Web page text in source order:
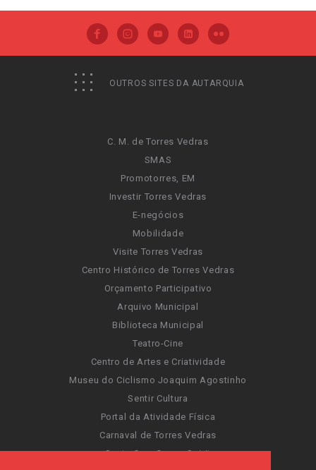
OUTROS SITES DA AUTARQUIA
C. M. de Torres Vedras
SMAS
Promotorres, EM
Investir Torres Vedras
E-negócios
Mobilidade
Visite Torres Vedras
Centro Histórico de Torres Vedras
Orçamento Participativo
Arquivo Municipal
Biblioteca Municipal
Teatro-Cine
Centro de Artes e Criatividade
Museu do Ciclismo Joaquim Agostinho
Sentir Cultura
Portal da Atividade Física
Carnaval de Torres Vedras
Santa Cruz Ocean Spirit